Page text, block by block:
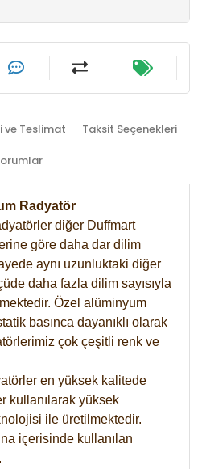
ve Teslimat Taksit Seçenekleri
Radyatör
diğer Duffmart
göre daha dar dilim
aynı uzunluktaki diğer
daha fazla dilim sayısıyla
Özel alüminyum
basınca dayanıklı olarak
çok çeşitli renk ve
en yüksek kalitede
kullanılarak yüksek
ile üretilmektedir.
içerisinde kullanılan